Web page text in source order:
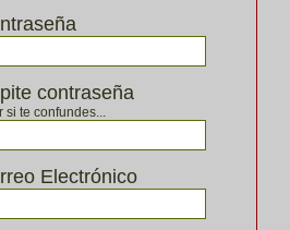
contraseña
si te confundes...
Electrónico